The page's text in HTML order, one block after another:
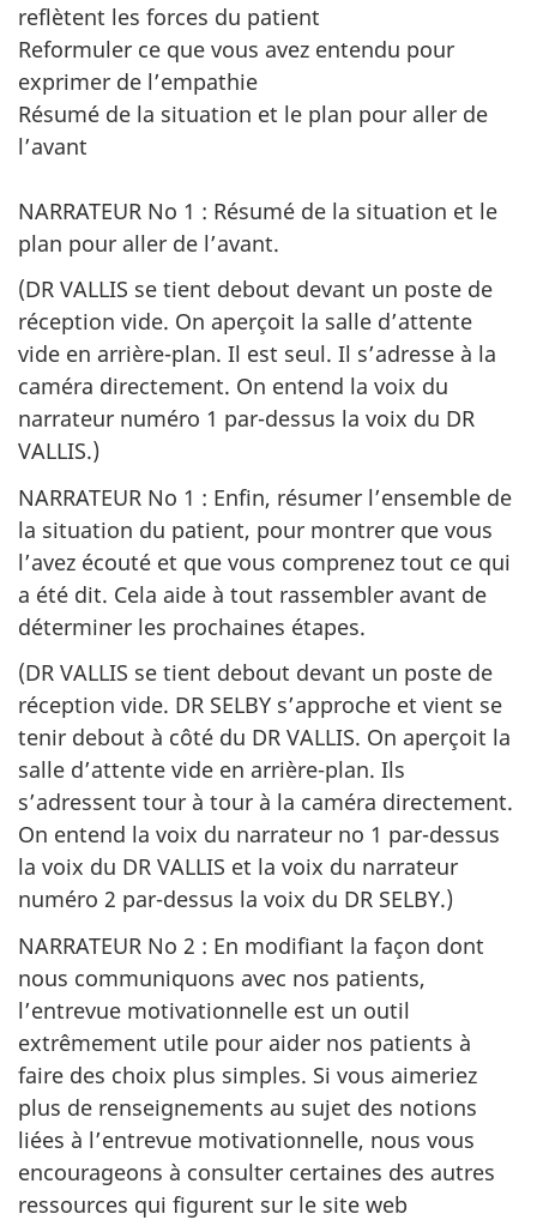
reflètent les forces du patient
Reformuler ce que vous avez entendu pour
exprimer de l’empathie
Résumé de la situation et le plan pour aller de
l’avant
NARRATEUR No 1 : Résumé de la situation et le
plan pour aller de l’avant.
(DR VALLIS se tient debout devant un poste de
réception vide. On aperçoit la salle d’attente
vide en arrière-plan. Il est seul. Il s’adresse à la
caméra directement. On entend la voix du
narrateur numéro 1 par-dessus la voix du DR
VALLIS.)
NARRATEUR No 1 : Enfin, résumer l’ensemble de
la situation du patient, pour montrer que vous
l’avez écouté et que vous comprenez tout ce qui
a été dit. Cela aide à tout rassembler avant de
déterminer les prochaines étapes.
(DR VALLIS se tient debout devant un poste de
réception vide. DR SELBY s’approche et vient se
tenir debout à côté du DR VALLIS. On aperçoit la
salle d’attente vide en arrière-plan. Ils
s’adressent tour à tour à la caméra directement.
On entend la voix du narrateur no 1 par-dessus
la voix du DR VALLIS et la voix du narrateur
numéro 2 par-dessus la voix du DR SELBY.)
NARRATEUR No 2 : En modifiant la façon dont
nous communiquons avec nos patients,
l’entrevue motivationnelle est un outil
extrêmement utile pour aider nos patients à
faire des choix plus simples. Si vous aimeriez
plus de renseignements au sujet des notions
liées à l’entrevue motivationnelle, nous vous
encourageons à consulter certaines des autres
ressources qui figurent sur le site web